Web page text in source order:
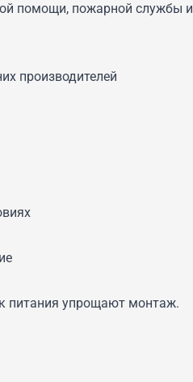
помощи, пожарной службы и
производителей
питания упрощают монтаж.